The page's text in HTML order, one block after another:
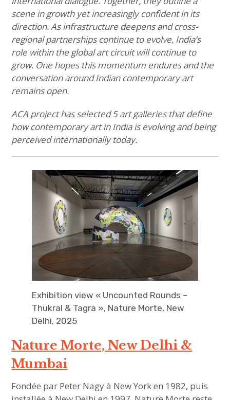
scene in growth yet increasingly confident in its
direction. As infrastructure deepens and cross-
regional partnerships continue to evolve, India’s
role within the global art circuit will continue to
grow. One hopes this momentum endures and the
conversation around Indian contemporary art
remains open.
ACA project has selected 5 art galleries that define
how contemporary art in India is evolving and being
perceived internationally today.
Exhibition view « Uncounted Rounds –
Thukral & Tagra », Nature Morte, New
Delhi, 2025
Nature Morte, New Delhi &
Mumbai
Fondée par Peter Nagy à New York en 1982, puis